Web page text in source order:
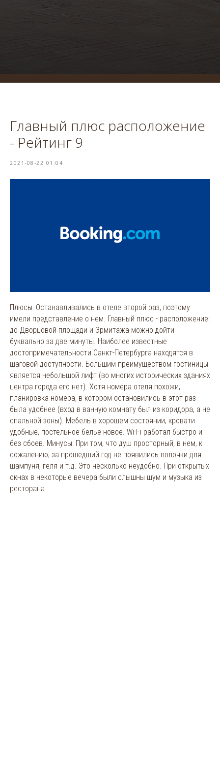
Главный плюс расположение
- Рейтинг 9
2021-08-22 01:04
Плюсы: Останавливались в отеле второй раз, поэтому
имели представление о нем. Главный плюс - расположение:
до Дворцовой площади и Эрмитажа можно дойти
буквально за две минуты. Наиболее известные
достопримечательности Санкт-Петербурга находятся в
шаговой доступности. Большим преимуществом гостиницы
является небольшой лифт (во многих исторических зданиях
центра города его нет). Хотя номера отеля похожи,
планировка номера, в котором остановились в этот раз
была удобнее (вход в ванную комнату был из коридора, а не
спальной зоны). Мебель в хорошем состоянии, кровати
удобные, постельное белье новое. Wi-Fi работал быстро и
без сбоев. Минусы: При том, что душ просторный, в нем, к
сожалению, за прошедший год не появились полочки для
шампуня, геля и т.д. Это несколько неудобно. При открытых
окнах в некоторые вечера были слышны шум и музыка из
ресторана.